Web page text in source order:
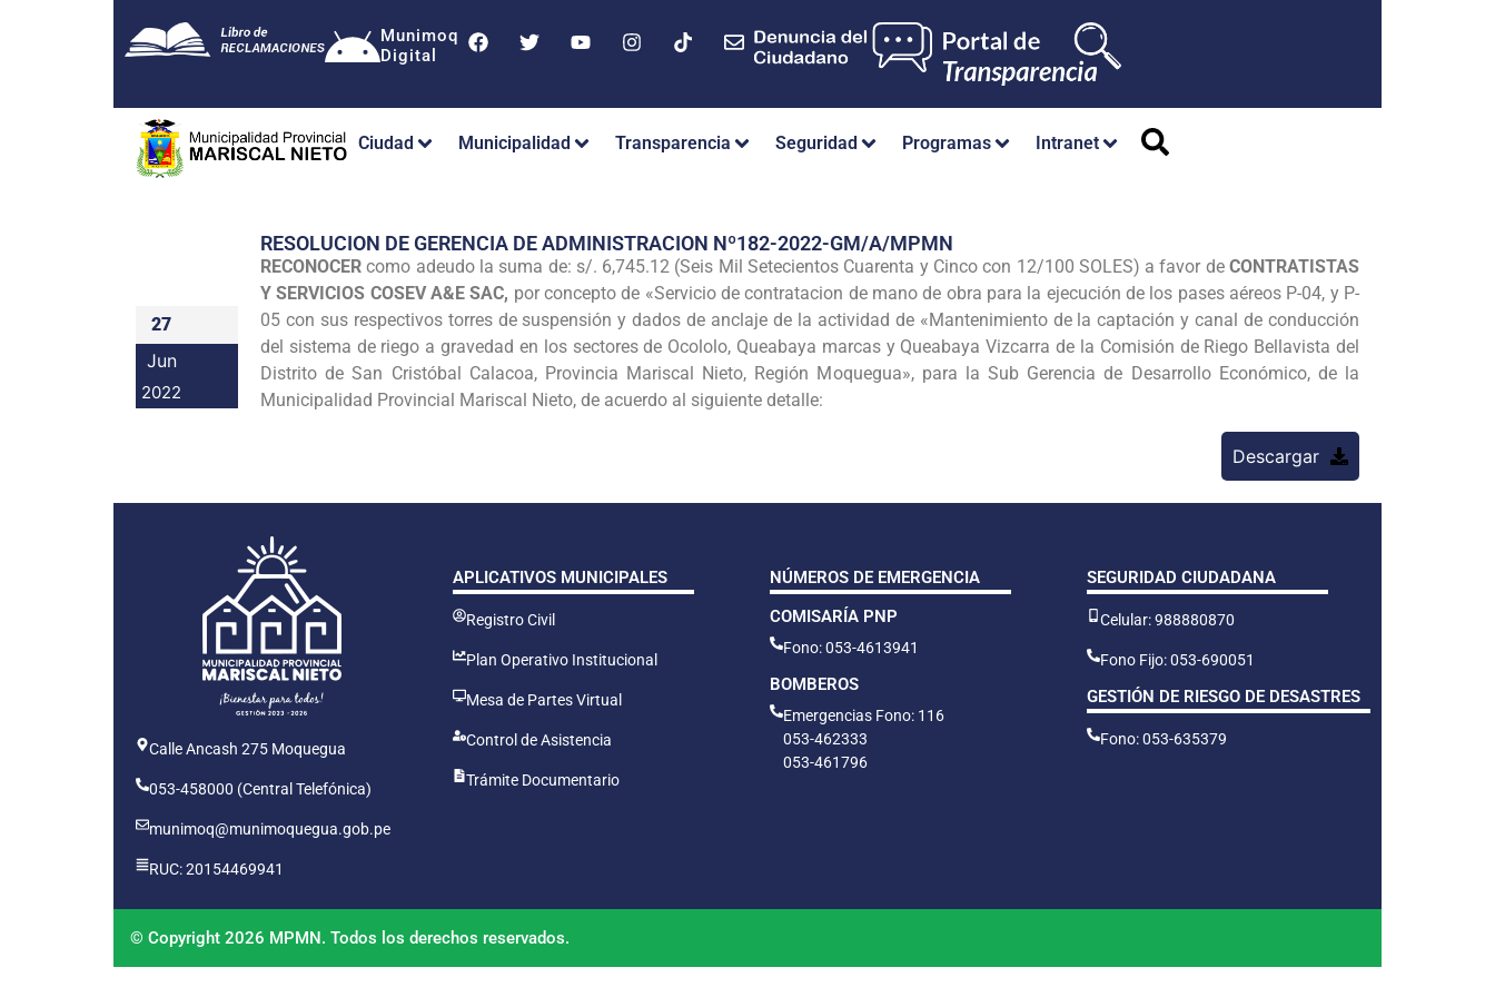
Munimoq
Digital
Ciudad Municipalidad Transparencia Seguridad Programas Intranet
27
Jun
2022
RESOLUCION DE GERENCIA DE ADMINISTRACION Nº182-2022-GM/A/MPMN
RECONOCERcomo adeudo la suma de: s/. 6,745.12 (Seis Mil Setecientos Cuarenta y Cinco con 12/100 SOLES) a favor deCONTRATISTAS
Y SERVICIOS COSEV A&E SAC, por concepto de «Servicio de contratacion de mano de obra para la ejecución de los pases aéreos P-04, y P-
05 con sus respectivos torres de suspensión y dados de anclaje de la actividad de «Mantenimiento de la captación y canal de conducción
del sistema de riego a gravedad en los sectores de Ocololo, Queabaya marcas y Queabaya Vizcarra de la Comisión de Riego Bellavista del
Distrito de San Cristóbal Calacoa, Provincia Mariscal Nieto, Región Moquegua», para la Sub Gerencia de Desarrollo Económico, de la
Municipalidad Provincial Mariscal Nieto, de acuerdo al siguiente detalle:
Descargar
Calle Ancash 275 Moquegua
053-458000 (Central Telefónica)
munimoq@munimoquegua.gob.pe
RUC: 20154469941
APLICATIVOS MUNICIPALES
Registro Civil
Plan Operativo Institucional
Mesa de Partes Virtual
Control de Asistencia
Trámite Documentario
NÚMEROS DE EMERGENCIA
COMISARÍA PNP
Fono: 053-4613941
BOMBEROS
Emergencias Fono: 116
053-462333
053-461796
SEGURIDAD CIUDADANA
Celular: 988880870
Fono Fijo: 053-690051
GESTIÓN DE RIESGO DE DESASTRES
Fono: 053-635379
© Copyright 2026 MPMN. Todos los derechos reservados.